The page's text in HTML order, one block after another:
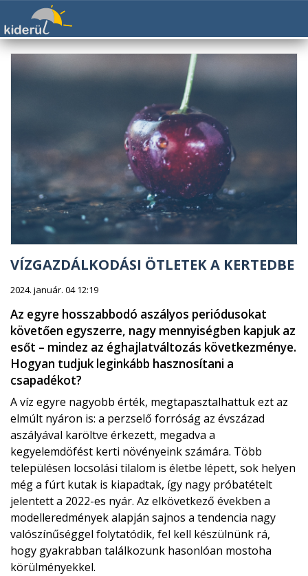
VÍZGAZDÁLKODÁSI ÖTLETEK A KERTEDBE
2024. január. 04 12:19
Az egyre hosszabbodó aszályos periódusokat
követően egyszerre, nagy mennyiségben kapjuk az
esőt – mindez az éghajlatváltozás következménye.
Hogyan tudjuk leginkább hasznosítani a
csapadékot?
A víz egyre nagyobb érték, megtapasztalhattuk ezt az
elmúlt nyáron is: a perzselő forróság az évszázad
aszályával karöltve érkezett, megadva a
kegyelemdöfést kerti növényeink számára. Több
településen locsolási tilalom is életbe lépett, sok helyen
még a fúrt kutak is kiapadtak, így nagy próbatételt
jelentett a 2022-es nyár. Az elkövetkező években a
modelleredmények alapján sajnos a tendencia nagy
valószínűséggel folytatódik, fel kell készülnünk rá,
hogy gyakrabban találkozunk hasonlóan mostoha
körülményekkel.